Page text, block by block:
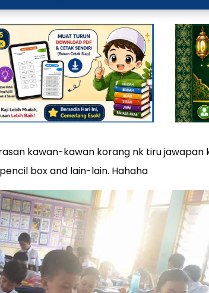
kawan-kawan korang nk tiru jawapan
box and lain-lain. Hahaha